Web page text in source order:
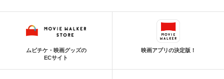
ムビチケ・映画グッズの
ECサイト
映画アプリの決定版！